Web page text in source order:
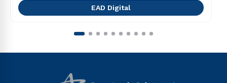
EAD Digital